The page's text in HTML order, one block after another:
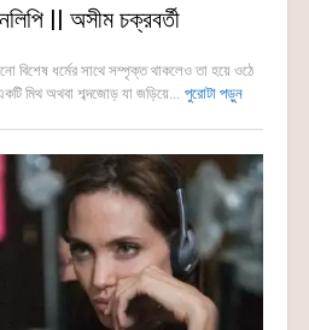
|| অসীম চক্রবর্তী
বিশেষ ধর্মের সাথে সম্পৃক্ত থাকলেও তা হয়ে ওঠে
মিথ অথবা শব্দজোড় যা জড়িয়ে... পুরোটা পড়ুন